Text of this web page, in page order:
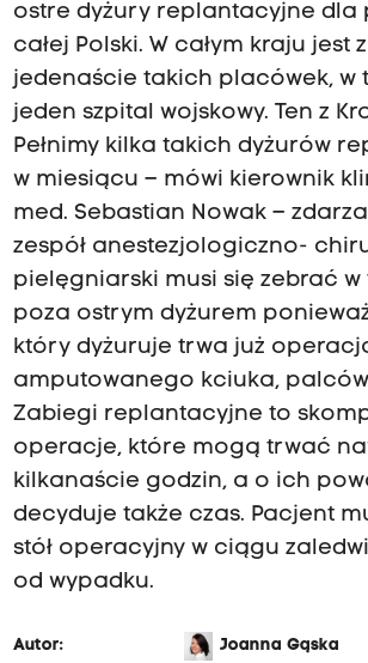
ostre dyżury replantacyjne dla
całej Polski. W całym kraju jest
jedenaście takich placówek, w
jeden szpital wojskowy. Ten z
Pełnimy kilka takich dyżurów
w miesiącu – mówi kierownik
med. Sebastian Nowak –
zespół anestezjologiczno-
pielęgniarski musi się zebrać
poza ostrym dyżurem
który dyżuruje trwa już
amputowanego kciuka, palców
Zabiegi replantacyjne to
operacje, które mogą trwać
kilkanaście godzin, a o ich
decyduje także czas. Pacjent
stół operacyjny w ciągu
od wypadku.
Autor: Joanna Gąska